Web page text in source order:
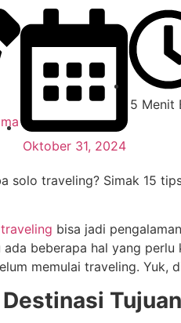
Oktober 31, 2024
5 Menit
solo traveling? Simak 15
bisa jadi
ada beberapa hal yang
memulai traveling. Yuk,
Tujuan